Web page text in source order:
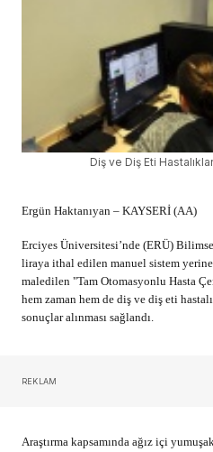
Diş ve Diş Eti
Ergün Haktanıyan – KAYSERİ (AA)
Erciyes Üniversitesi’nde (ERÜ)
liraya ithal edilen manuel sistem
maledilen "Tam Otomasyonlu Hasta
hem zaman hem de diş ve diş eti
sonuçlar alınması sağlandı.
REKLAM
Araştırma kapsamında ağız içi